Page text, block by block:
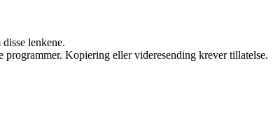
lenkene.
Kopiering eller videresending krever tillatelse.